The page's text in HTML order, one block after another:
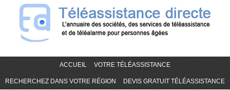
ACCUEIL VOTRE TÉLÉASSISTANCE
RECHERCHEZ DANS VOTRE RÉGION DEVIS GRATUIT TÉLÉASSISTANCE